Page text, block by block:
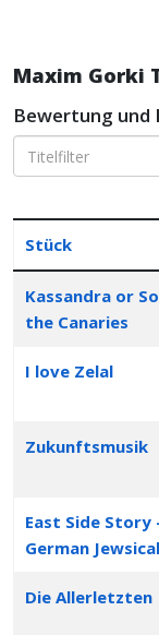
Maxim Gorki
Bewertung und
Titelfilter
Stück
Kassandra or
the Canaries
I love Zelal
Zukunftsmusik
East Side Story
German Jewsical
Die Allerletzten